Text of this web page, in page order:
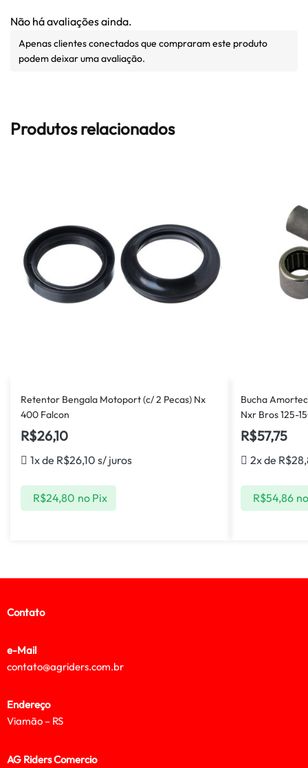
Não há avaliações ainda.
Apenas clientes conectados que compraram este produto
podem deixar uma avaliação.
Produtos relacionados
Retentor Bengala Motoport (c/ 2 Pecas) Nx
400 Falcon
R$26,10
1x de R$26,10 s/ juros
R$24,80 no Pix
Bucha
Nxr Bros 125-
R$57,75
2x de R$
R$54,86
Contato
e-Mail
contato@agriders.com.br
Endereço
Viamão – RS
AG Riders Comercio